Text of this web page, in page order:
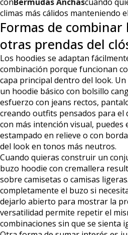
climas más cálidos manteniendo
Formas de combinar
otras prendas del
Los hoodies se adaptan
combinación porque funcionan
capa principal dentro del look.
un hoodie básico con bolsillo
esfuerzo con jeans rectos,
creando outfits pensados para el
con más intención visual, puedes
estampado en relieve o con
del look en tonos más neutros.
Cuando quieras construir un
buzo hoodie con cremallera
sobre camisetas o camisas
completamente el buzo si
dejarlo abierto para mostrar la
versatilidad permite repetir el
combinaciones sin que se sienta